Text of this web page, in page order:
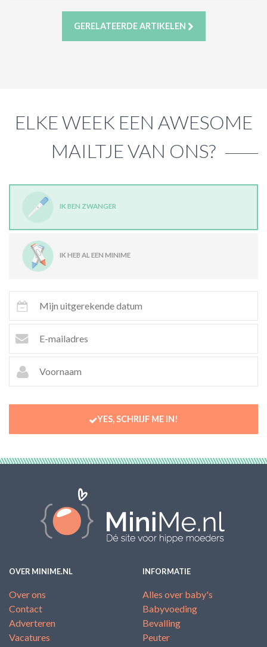
GERELATEERDE ARTIKELEN
ELKE WEEK EEN AWESOME
MAILTJE VAN ONS?
IK BEN ZWANGER
IK HEB AL EEN MINIME
YES, SCHRIJF ME IN!
OVER MINIME.NL
Over ons
Contact
Adverteren
Vacatures
INFORMATIE
Alles over baby's
Babyvoeding
Bevalling
Peuter